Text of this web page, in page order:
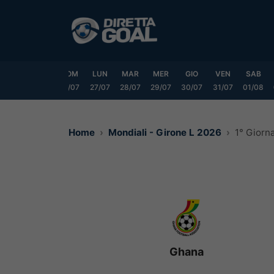
DOM
26/07
LUN
27/07
MAR
28/07
MER
29/07
GIO
30/07
VEN
31/07
SAB
01/08
Home Mondiali - Girone L 2026 1°
Ghana